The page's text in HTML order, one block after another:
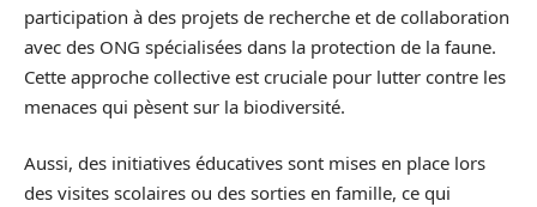
participation à des projets de recherche et de collaboration
avec des ONG spécialisées dans la protection de la faune.
Cette approche collective est cruciale pour lutter contre les
menaces qui pèsent sur la biodiversité.
Aussi, des initiatives éducatives sont mises en place lors
des visites scolaires ou des sorties en famille, ce qui